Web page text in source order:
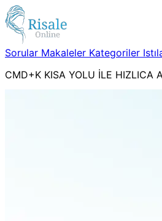
Sorular Makaleler Kategoriler
CMD+K KISA YOLU İLE HIZLICA